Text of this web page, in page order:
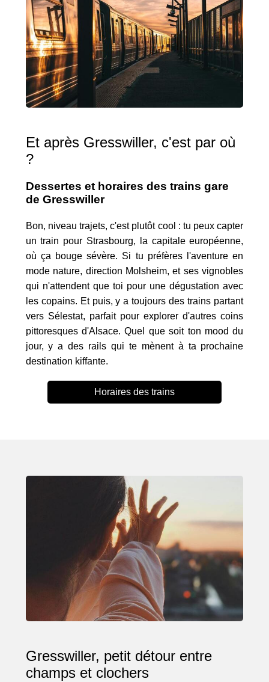
Et après Gresswiller, c'est par où
?
Dessertes et horaires des trains gare
de Gresswiller
Bon, niveau trajets, c'est plutôt cool : tu peux capter
un train pour Strasbourg, la capitale européenne,
où ça bouge sévère. Si tu préfères l'aventure en
mode nature, direction Molsheim, et ses vignobles
qui n'attendent que toi pour une dégustation avec
les copains. Et puis, y a toujours des trains partant
vers Sélestat, parfait pour explorer d'autres coins
pittoresques d'Alsace. Quel que soit ton mood du
jour, y a des rails qui te mènent à ta prochaine
destination kiffante.
Horaires des trains
Gresswiller, petit détour entre
champs et clochers